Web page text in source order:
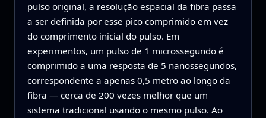
pulso original, a resolução espacial da fibra passa
a ser definida por esse pico comprimido em vez
do comprimento inicial do pulso. Em
experimentos, um pulso de 1 microssegundo é
comprimido a uma resposta de 5 nanossegundos,
correspondente a apenas 0,5 metro ao longo da
fibra — cerca de 200 vezes melhor que um
sistema tradicional usando o mesmo pulso. Ao